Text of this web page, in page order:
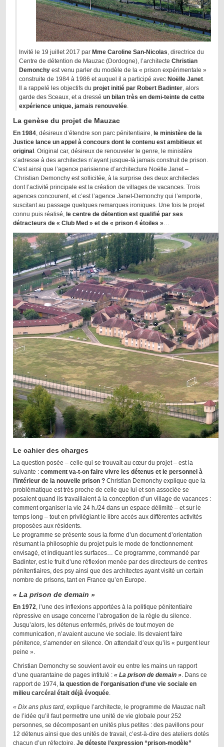
Invité le 19 juillet 2017 par Mme Caroline San-Nicolas, directrice du
Centre de détention de Mauzac (Dordogne), l’architecte Christian
Demonchy est venu parler du modèle de la « prison expérimentale »
construite de 1984 à 1986 et auquel il a participé avec Noëlle Janet.
Il a rappelé les objectifs du projet initié par Robert Badinter, alors
garde des Sceaux, et a dressé un bilan très en demi-teinte de cette
expérience unique, jamais renouvelée.
La genèse du projet de Mauzac
En 1984, désireux d’étendre son parc pénitentiaire, le ministère de la
Justice lance un appel à concours dont le contenu est ambitieux et
original . Original car, désireux de renouveler le genre, le ministère
s’adresse à des architectes n’ayant jusque-là jamais construit de prison.
C’est ainsi que l’agence parisienne d’architecture Noëlle Janet –
Christian Demonchy est sollicitée, à la surprise des deux architectes
dont l’activité principale est la création de villages de vacances. Trois
agences concourent, et c’est l’agence Janet-Demonchy qui l’emporte,
suscitant au passage quelques remarques ironiques. Une fois le projet
connu puis réalisé, le centre de détention est qualifié par ses
détracteurs de « Club Med » et de « prison 4 étoiles »…
Le cahier des charges
La question posée – celle qui se trouvait au cœur du projet – est la
suivante : comment va-t-on faire vivre les détenus et le personnel à
l’intérieur de la nouvelle prison ? Christian Demonchy explique que la
problématique est très proche de celle que lui et son associée se
posaient quand ils travaillaient à la conception d’un village de vacances :
comment organiser la vie 24 h./24 dans un espace délimité – et sur le
temps long – tout en privilégiant le libre accès aux différentes activités
proposées aux résidents.
Le programme se présente sous la forme d’un document d’orientation
résumant la philosophie du projet puis le mode de fonctionnement
envisagé, et indiquant les surfaces… Ce programme, commandé par
Badinter, est le fruit d’une réflexion menée par des directeurs de centres
pénitentiaires, des psy ainsi que des architectes ayant visité un certain
nombre de prisons, tant en France qu’en Europe.
« La prison de demain »
En 1972, l’une des inflexions apportées à la politique pénitentiaire
répressive en usage concerne l’abrogation de la règle du silence.
Jusqu’alors, les détenus enfermés, privés de tout moyen de
communication, n’avaient aucune vie sociale. Ils devaient faire
pénitence, s’amender en silence. On attendait d’eux qu’ils « purgent leur
peine ».
Christian Demonchy se souvient avoir eu entre les mains un rapport
d’une quarantaine de pages intitulé : « La prison de demain ». Dans ce
rapport de 1974, la question de l’organisation d’une vie sociale en
milieu carcéral était déjà évoquée.
« Dix ans plus tard, explique l’architecte, le programme de Mauzac naît
de l’idée qu’il faut permettre une unité de vie globale pour 252
personnes, se décomposant en unités plus petites : des pavillons pour
12 détenus ainsi que des unités de travail, c’est-à-dire des ateliers dotés
chacun d’un réfectoire. Je déteste l’expression “prison-modèle”